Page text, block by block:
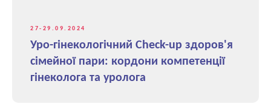
27-29.09.2024
Уро-гінекологічний Check-up здоров'я
сімейної пари: кордони компетенції
гінеколога та уролога